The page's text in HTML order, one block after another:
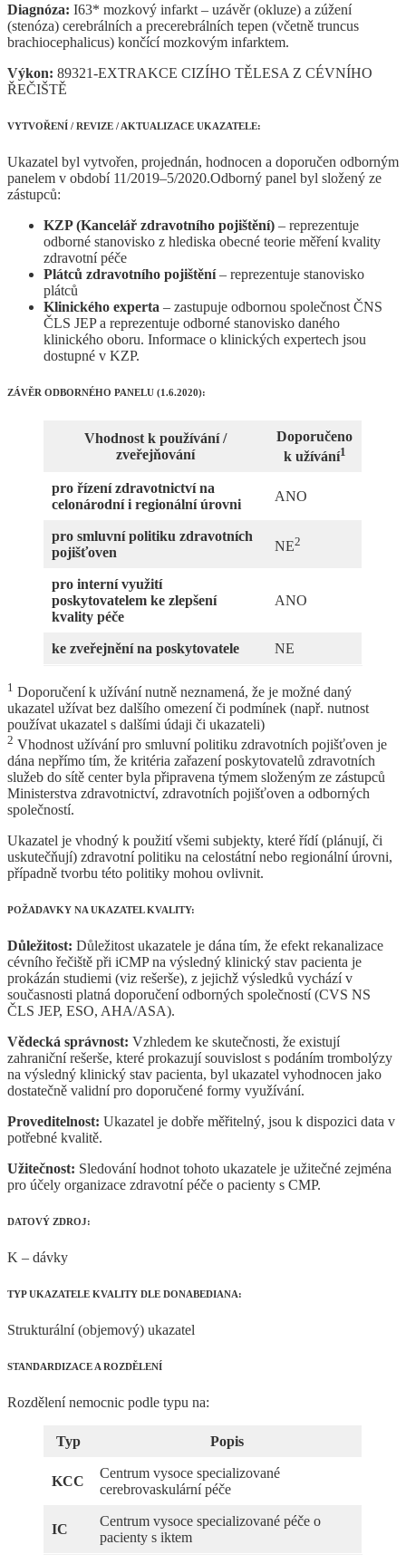
Diagnóza: I63* mozkový infarkt – uzávěr (okluze) a zúžení
(stenóza) cerebrálních a precerebrálních tepen (včetně truncus
brachiocephalicus) končící mozkovým infarktem.
Výkon: 89321-EXTRAKCE CIZÍHO TĚLESA Z CÉVNÍHO
ŘEČIŠTĚ
VYTVOŘENÍ / REVIZE / AKTUALIZACE UKAZATELE:
Ukazatel byl vytvořen, projednán, hodnocen a doporučen odborným
panelem v období 11/2019–5/2020.Odborný panel byl složený ze
zástupců:
KZP (Kancelář zdravotního pojištění) – reprezentuje
odborné stanovisko z hlediska obecné teorie měření kvality
zdravotní péče
Plátců zdravotního pojištění– reprezentuje stanovisko
plátců
Klinického experta – zastupuje odbornou společnost ČNS
ČLS JEP a reprezentuje odborné stanovisko daného
klinického oboru. Informace o klinických expertech jsou
dostupné v KZP.
ZÁVĚR ODBORNÉHO PANELU (1.6.2020):
Vhodnost k používání /
zveřejňování
Doporučeno
k užívání1
pro řízení zdravotnictví na
celonárodní i regionální úrovni
ANO
pro smluvní politiku zdravotních
pojišťoven
NE2
pro interní využití
poskytovatelem ke zlepšení
kvality péče
ANO
ke zveřejnění na poskytovatele NE
1 Doporučení k užívání nutně neznamená, že je možné daný
ukazatel užívat bez dalšího omezení či podmínek (např. nutnost
používat ukazatel s dalšími údaji či ukazateli)
2 Vhodnost užívání pro smluvní politiku zdravotních pojišťoven je
dána nepřímo tím, že kritéria zařazení poskytovatelů zdravotních
služeb do sítě center byla připravena týmem složeným ze zástupců
Ministerstva zdravotnictví, zdravotních pojišťoven a odborných
společností.
Ukazatel je vhodný k použití všemi subjekty, které řídí (plánují, či
uskutečňují) zdravotní politiku na celostátní nebo regionální úrovni,
případně tvorbu této politiky mohou ovlivnit.
POŽADAVKY NA UKAZATEL KVALITY:
Důležitost: Důležitost ukazatele je dána tím, že efekt rekanalizace
cévního řečiště při iCMP na výsledný klinický stav pacienta je
prokázán studiemi (viz rešerše), z jejichž výsledků vychází v
současnosti platná doporučení odborných společností (CVS NS
ČLS JEP, ESO, AHA/ASA).
Vědecká správnost: Vzhledem ke skutečnosti, že existují
zahraniční rešerše, které prokazují souvislost s podáním trombolýzy
na výsledný klinický stav pacienta, byl ukazatel vyhodnocen jako
dostatečně validní pro doporučené formy využívání.
Proveditelnost: Ukazatel je dobře měřitelný, jsou k dispozici data v
potřebné kvalitě.
Užitečnost: Sledování hodnot tohoto ukazatele je užitečné zejména
pro účely organizace zdravotní péče o pacienty s CMP.
DATOVÝ ZDROJ:
K – dávky
TYP UKAZATELE KVALITY DLE DONABEDIANA:
Strukturální (objemový) ukazatel
STANDARDIZACE A ROZDĚLENÍ
Rozdělení nemocnic podle typu na:
Typ Popis
KCC
Centrum vysoce specializované
cerebrovaskulární péče
IC
Centrum vysoce specializované péče o
pacienty s iktem